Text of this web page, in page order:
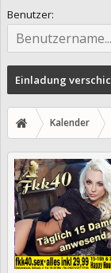
Benutzer:
Kalender